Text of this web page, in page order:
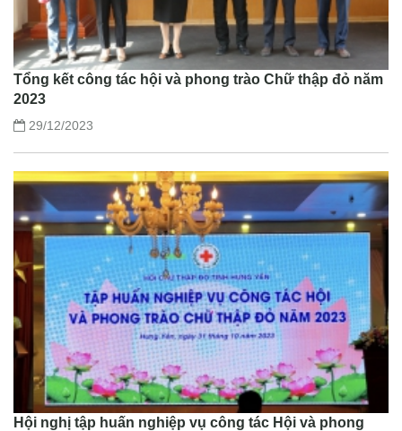
Tổng kết công tác hội và phong trào Chữ thập đỏ năm
2023
29/12/2023
Hội nghị tập huấn nghiệp vụ công tác Hội và phong